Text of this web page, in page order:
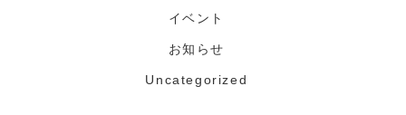
イベント
お知らせ
Uncategorized